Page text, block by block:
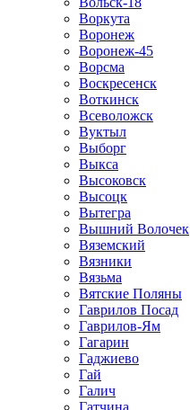
Воркута
Воронеж
Воронеж-45
Ворсма
Воскресенск
Воткинск
Всеволожск
Вуктыл
Выборг
Выкса
Высоковск
Высоцк
Вытегра
Вышний Волочек
Вяземский
Вязники
Вязьма
Вятские Поляны
Гаврилов Посад
Гаврилов-Ям
Гагарин
Гаджиево
Гай
Галич
Гатчина